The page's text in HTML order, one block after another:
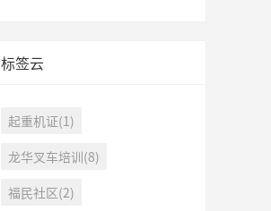
标签云
起重机证(1)
龙华叉车培训(8)
福民社区(2)